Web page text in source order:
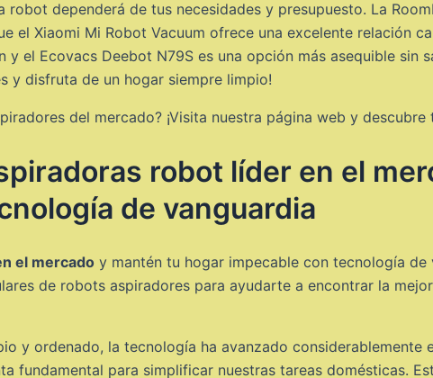
robot dependerá de tus necesidades y presupuesto. La
el Xiaomi Mi Robot Vacuum ofrece una excelente relación
el Ecovacs Deebot N79S es una opción más asequible sin
y disfruta de un hogar siempre limpio!
del mercado? ¡Visita nuestra página web y
robot líder en el
de vanguardia
el mercado y mantén tu hogar impecable con tecnología de
de robots aspiradores para ayudarte a encontrar la
y ordenado, la tecnología ha avanzado considerablemente
fundamental para simplificar nuestras tareas domésticas.